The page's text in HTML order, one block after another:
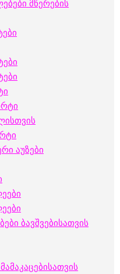
მწერების
აუზები
ბავშვებისათვის